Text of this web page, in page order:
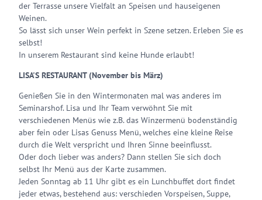
der Terrasse unsere Vielfalt an Speisen und hauseigenen
Weinen.
So lässt sich unser Wein perfekt in Szene setzen. Erleben Sie es
selbst!
In unserem Restaurant sind keine Hunde erlaubt!
LISA'S RESTAURANT (November bis März)
Genießen Sie in den Wintermonaten mal was anderes im
Seminarshof. Lisa und Ihr Team verwöhnt Sie mit
verschiedenen Menüs wie z.B. das Winzermenü bodenständig
aber fein oder Lisas Genuss Menü, welches eine kleine Reise
durch die Welt verspricht und Ihren Sinne beeinflusst.
Oder doch lieber was anders? Dann stellen Sie sich doch
selbst Ihr Menü aus der Karte zusammen.
Jeden Sonntag ab 11 Uhr gibt es ein Lunchbuffet dort findet
jeder etwas, bestehend aus: verschieden Vorspeisen, Suppe,